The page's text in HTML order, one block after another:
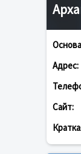
Адрес:
Сайт: